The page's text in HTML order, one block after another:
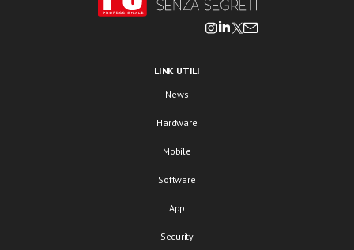
LINK UTILI
News
Hardware
Mobile
Software
App
Security